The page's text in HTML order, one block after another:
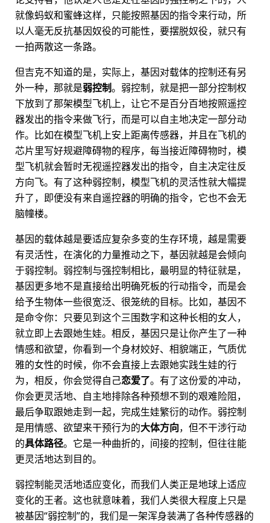
就像蚂蚁和蜜蜂这样，只能按照基因的指令来行动，所
以人毫无反抗基因奴役的可能性，要摆脱奴役，就只有
一拍两散这一条路。
但吉克不知道的是，实际上，基因对载体的控制还有另
外一种，那就是弱控制。弱控制，就是把一部分控制权
下放到了那架模型飞机上，让它不是百分百地按照遥控
器发出的指令来做飞行，而是可以自主地决定一部分动
作。比如在模型飞机上安上距离传感器，并且在飞机的
芯片里写好规避障碍物的程序，每当接近障碍物时，模
型飞机就会暂时无视遥控器发出的指令，自主决定往反
方向飞。有了这种弱控制，模型飞机的灵活性就大幅提
升了，即便没有来自遥控器的明确的指令，它也不会无
脑幢楼。
基因的载体越是要适应复杂多变的生存环境，越是需要
有灵活性，在演化的力量推动之下，基因就越是会倾向
于弱控制。弱控制与强控制相比，最明显的特征就是，
基因更多地不是直接给出明确死板的行动指令，而是会
给予生物体一些很宽泛、很笼统的目标。比如，基因不
是命令你：只要见到这个三围数字和这种长相的女人，
就立即上去跟她生娃。相反，基因只是让你产生了一种
情感和欲望，你看到一个身材姣好、相貌端正，气质优
雅的女性的时候，你不会直接上去跟她实践生娃的行
为，相反，你会觉得自己恋爱了。有了这份爱的冲动，
你会更灵活地、自主地排除各种预想不到的艰难险阻，
最后争取跟她走到一起，完成生娃繁衍的动作。弱控制
是用情感、欲望来干预行为的大体方向，但不干涉行动
的具体路径。它是一种曲折的，间接的控制，但往往能
更灵活地达到目的。
弱控制能灵活地适应变化，而我们人类正是地球上适应
变化的王者。这也就意味着，我们人类很大程度上只是
被基因“弱控制”的，我们是一架浑身装满了各种传感器的